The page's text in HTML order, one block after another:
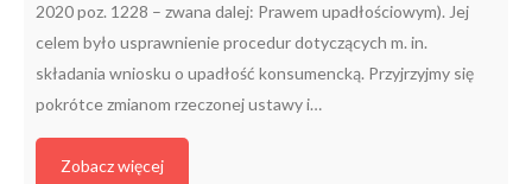
2020 poz. 1228 – zwana dalej: Prawem upadłościowym). Jej
celem było usprawnienie procedur dotyczących m. in.
składania wniosku o upadłość konsumencką. Przyjrzyjmy się
pokrótce zmianom rzeczonej ustawy i…
Zobacz więcej